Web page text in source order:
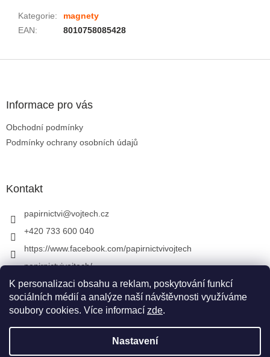
K personalizaci obsahu a reklam, poskytování funkcí
sociálních médií a analýze naší návštěvnosti využíváme
soubory cookies. Více informací zde.
Nastavení
Kategorie:
magnety
EAN: 8010758085428
Informace pro vás
Obchodní podmínky
Podmínky ochrany osobních údajů
Kontakt
papirnictvi@vojtech.cz
+420 733 600 040
https://www.facebook.com/papirnictvivojtech
papirnictvivojtech/
+420 733 600 040
Vytvořil Shoptet&